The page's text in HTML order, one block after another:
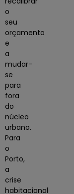
o
seu
orçamento
e
a
mudar-
se
para
fora
do
núcleo
urbano.
Para
o
Porto,
a
crise
habitacional